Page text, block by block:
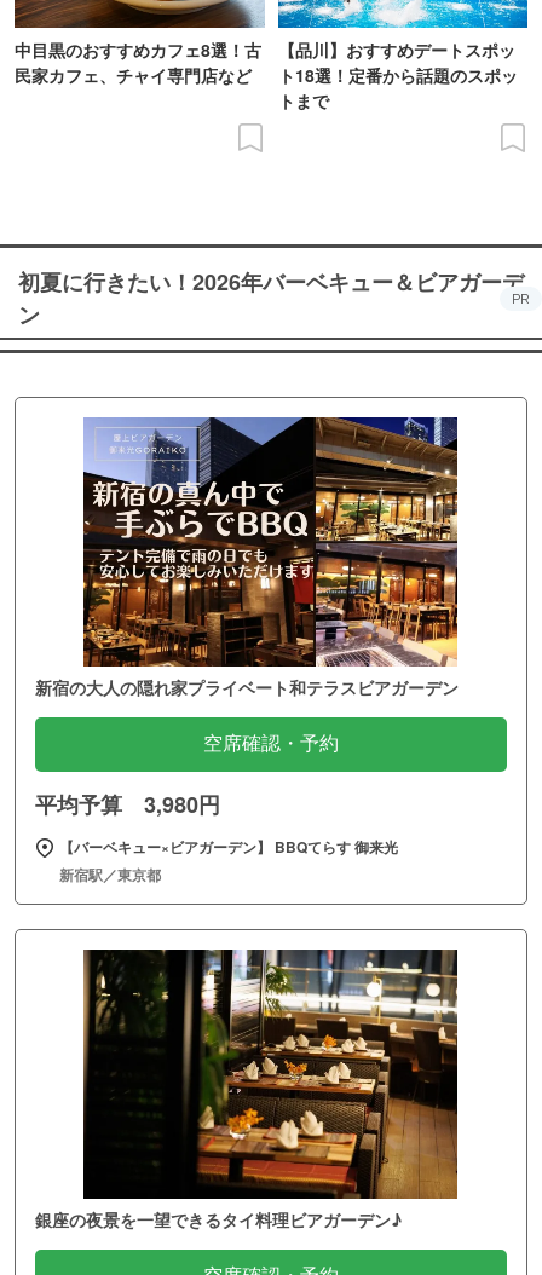
中目黒のおすすめカフェ8選！古
民家カフェ、チャイ専門店など
【品川】おすすめデートスポッ
ト18選！定番から話題のスポッ
トまで
初夏に行きたい！2026年バーベキュー＆ビアガーデ
ン
PR
新宿の大人の隠れ家プライベート和テラスビアガーデン
空席確認・予約
平均予算 3,980円
【バーベキュー×ビアガーデン】 BBQてらす 御来光
新宿駅／東京都
銀座の夜景を一望できるタイ料理ビアガーデン♪